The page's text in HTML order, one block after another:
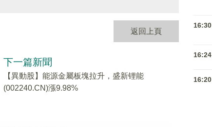
返回上頁
下一篇新聞
【異動股】能源金屬板塊拉升，盛新锂能
(002240.CN)漲9.98%
16:30
16:24
16:20